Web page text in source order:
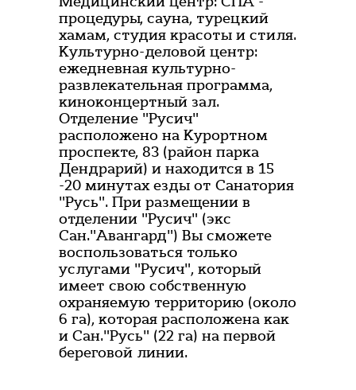
процедуры, сауна, турецкий
хамам, студия красоты и стиля.
Культурно-деловой центр:
ежедневная культурно-
развлекательная программа,
киноконцертный зал.
Отделение "Русич"
расположено на Курортном
проспекте, 83 (район парка
Дендрарий) и находится в 15
-20 минутах езды от Санатория
"Русь". При размещении в
отделении "Русич" (экс
Сан."Авангард") Вы сможете
воспользоваться только
услугами "Русич", который
имеет свою собственную
охраняемую территорию (около
6 га), которая расположена как
и Сан."Русь" (22 га) на первой
береговой линии.